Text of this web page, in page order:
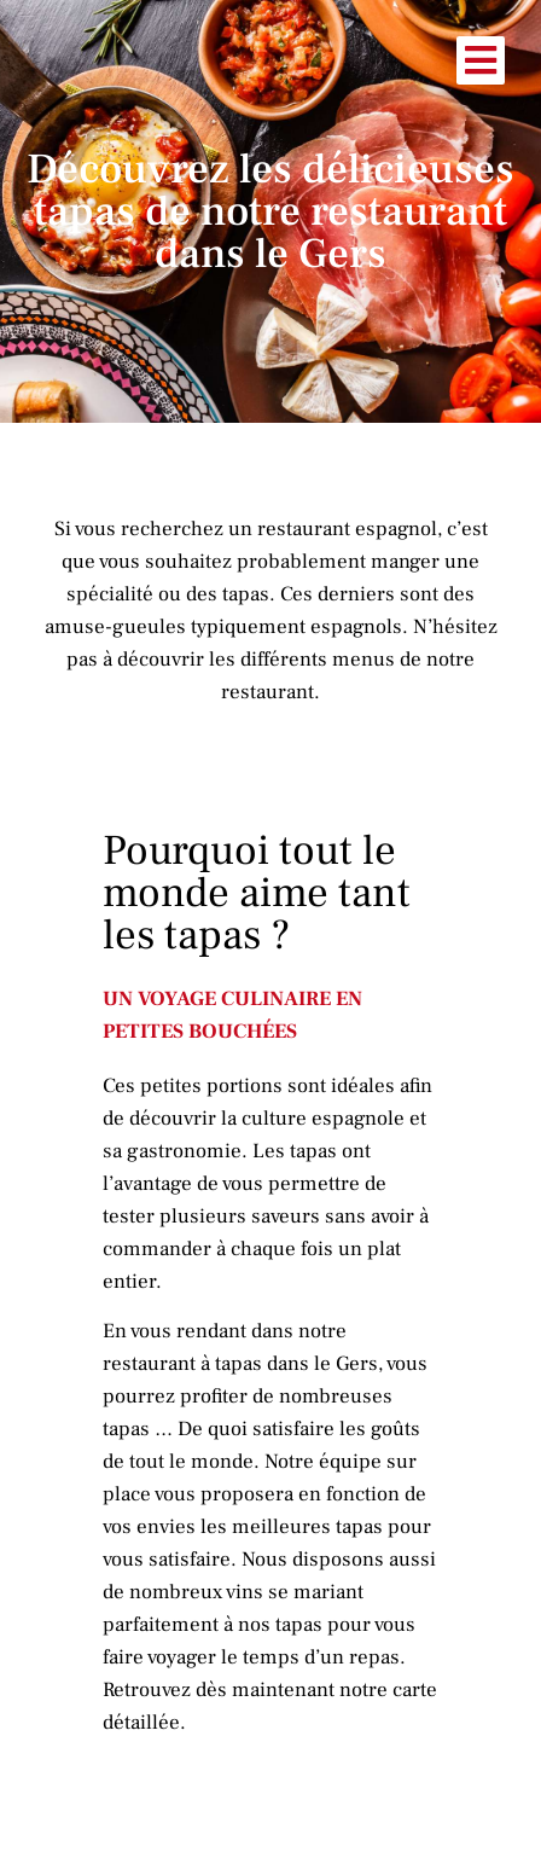
Découvrez les délicieuses
tapas de notre restaurant
dans le Gers
Si vous recherchez un restaurant espagnol, c’est
que vous souhaitez probablement manger une
spécialité ou des tapas. Ces derniers sont des
amuse-gueules typiquement espagnols. N’hésitez
pas à découvrir les différents menus de notre
restaurant.
Pourquoi tout le
monde aime tant
les tapas ?
UN VOYAGE CULINAIRE EN
PETITES BOUCHÉES
Ces petites portions sont idéales afin
de découvrir la culture espagnole et
sa gastronomie. Les tapas ont
l’avantage de vous permettre de
tester plusieurs saveurs sans avoir à
commander à chaque fois un plat
entier.
En vous rendant dans notre
restaurant à tapas dans le Gers, vous
pourrez profiter de nombreuses
tapas … De quoi satisfaire les goûts
de tout le monde. Notre équipe sur
place vous proposera en fonction de
vos envies les meilleures tapas pour
vous satisfaire. Nous disposons aussi
de nombreux vins se mariant
parfaitement à nos tapas pour vous
faire voyager le temps d’un repas.
Retrouvez dès maintenant notre carte
détaillée.